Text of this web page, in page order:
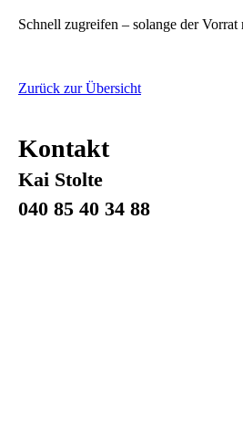
Schnell zugreifen – solange der Vorrat
Zurück zur Übersicht
Kontakt
Kai Stolte
040 85 40 34 88